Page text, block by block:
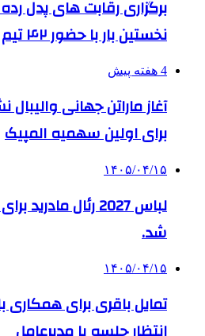
برگزاری رقابت های پدل
نخستین بار با حضور ۴۲ تیم
4 هفته پیش
آغاز ماراتن جهانی
برای اولین سهمیه المپیک
۱۴۰۵/۰۴/۱۵
لباس 2027 رئال
شد.
۱۴۰۵/۰۴/۱۵
تمایل باقری برای همکاری